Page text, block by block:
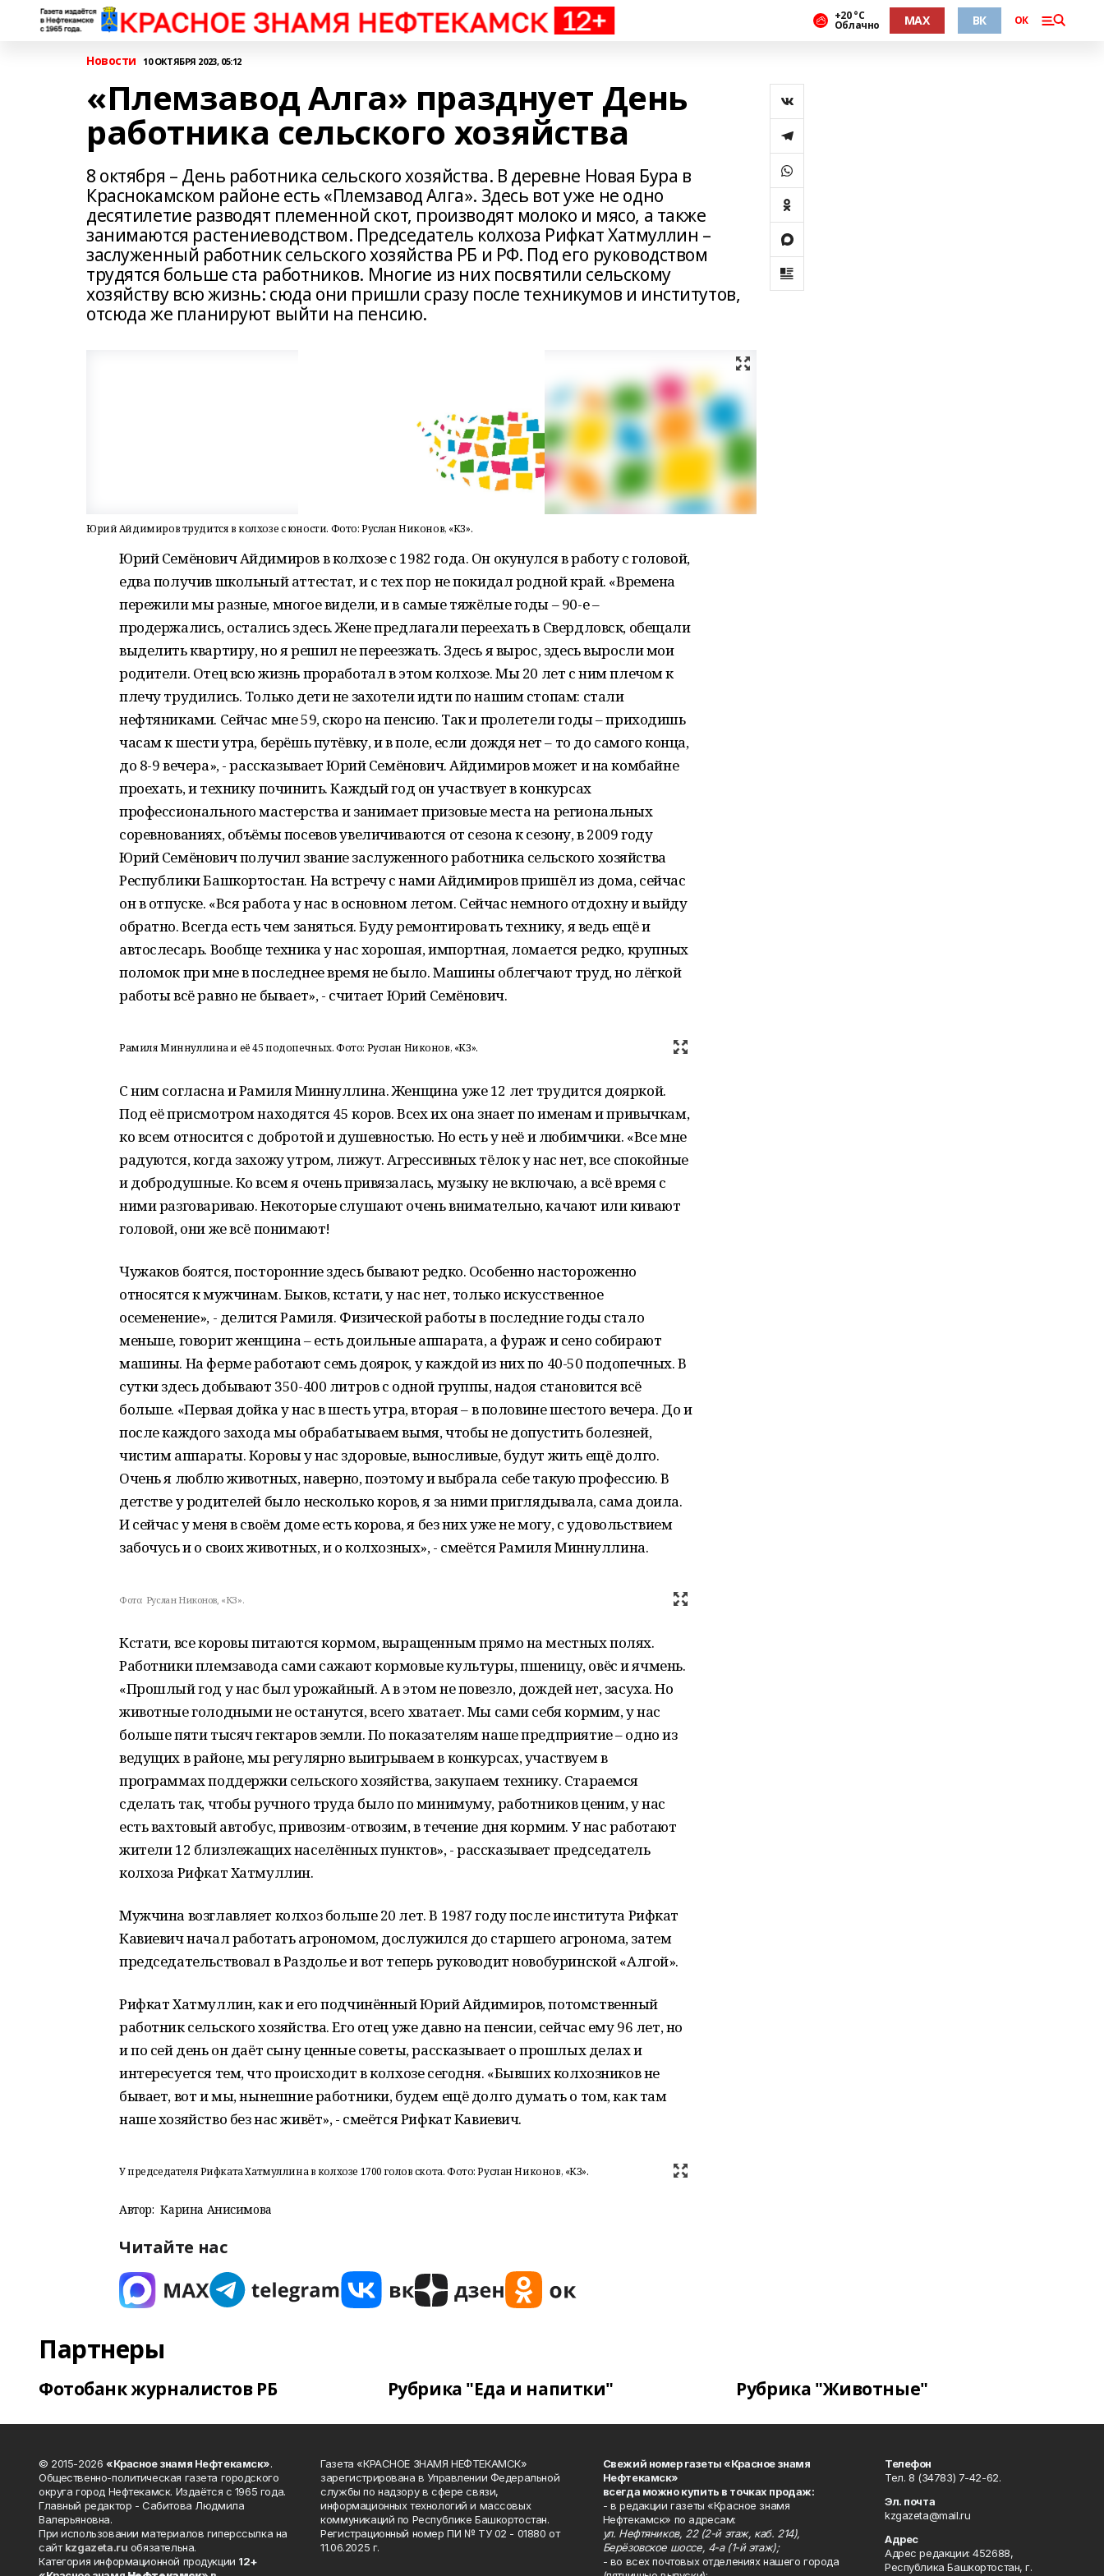
+20 °С
Облачно MAX ВК ОК
Новости 10 ОКТЯБРЯ 2023, 05:12
«Племзавод Алга» празднует День
работника сельского хозяйства
8 октября – День работника сельского хозяйства. В деревне Новая Бура в
Краснокамском районе есть «Племзавод Алга». Здесь вот уже не одно
десятилетие разводят племенной скот, производят молоко и мясо, а также
занимаются растениеводством. Председатель колхоза Рифкат Хатмуллин –
заслуженный работник сельского хозяйства РБ и РФ. Под его руководством
трудятся больше ста работников. Многие из них посвятили сельскому
хозяйству всю жизнь: сюда они пришли сразу после техникумов и институтов,
отсюда же планируют выйти на пенсию.
Юрий Айдимиров трудится в колхозе с юности. Фото: Руслан Никонов, «КЗ».
Юрий Семёнович Айдимиров в колхозе с 1982 года. Он окунулся в работу с головой,
едва получив школьный аттестат, и с тех пор не покидал родной край. «Времена
пережили мы разные, многое видели, и в самые тяжёлые годы – 90-е –
продержались, остались здесь. Жене предлагали переехать в Свердловск, обещали
выделить квартиру, но я решил не переезжать. Здесь я вырос, здесь выросли мои
родители. Отец всю жизнь проработал в этом колхозе. Мы 20 лет с ним плечом к
плечу трудились. Только дети не захотели идти по нашим стопам: стали
нефтяниками. Сейчас мне 59, скоро на пенсию. Так и пролетели годы – приходишь
часам к шести утра, берёшь путёвку, и в поле, если дождя нет – то до самого конца,
до 8-9 вечера», - рассказывает Юрий Семёнович. Айдимиров может и на комбайне
проехать, и технику починить. Каждый год он участвует в конкурсах
профессионального мастерства и занимает призовые места на региональных
соревнованиях, объёмы посевов увеличиваются от сезона к сезону, в 2009 году
Юрий Семёнович получил звание заслуженного работника сельского хозяйства
Республики Башкортостан. На встречу с нами Айдимиров пришёл из дома, сейчас
он в отпуске. «Вся работа у нас в основном летом. Сейчас немного отдохну и выйду
обратно. Всегда есть чем заняться. Буду ремонтировать технику, я ведь ещё и
автослесарь. Вообще техника у нас хорошая, импортная, ломается редко, крупных
поломок при мне в последнее время не было. Машины облегчают труд, но лёгкой
работы всё равно не бывает», - считает Юрий Семёнович.
Рамиля Миннуллина и её 45 подопечных. Фото: Руслан Никонов, «КЗ».
С ним согласна и Рамиля Миннуллина. Женщина уже 12 лет трудится дояркой.
Под её присмотром находятся 45 коров. Всех их она знает по именам и привычкам,
ко всем относится с добротой и душевностью. Но есть у неё и любимчики. «Все мне
радуются, когда захожу утром, лижут. Агрессивных тёлок у нас нет, все спокойные
и добродушные. Ко всем я очень привязалась, музыку не включаю, а всё время с
ними разговариваю. Некоторые слушают очень внимательно, качают или кивают
головой, они же всё понимают!
Чужаков боятся, посторонние здесь бывают редко. Особенно настороженно
относятся к мужчинам. Быков, кстати, у нас нет, только искусственное
осеменение», - делится Рамиля. Физической работы в последние годы стало
меньше, говорит женщина – есть доильные аппарата, а фураж и сено собирают
машины. На ферме работают семь доярок, у каждой из них по 40-50 подопечных. В
сутки здесь добывают 350-400 литров с одной группы, надоя становится всё
больше. «Первая дойка у нас в шесть утра, вторая – в половине шестого вечера. До и
после каждого захода мы обрабатываем вымя, чтобы не допустить болезней,
чистим аппараты. Коровы у нас здоровые, выносливые, будут жить ещё долго.
Очень я люблю животных, наверно, поэтому и выбрала себе такую профессию. В
детстве у родителей было несколько коров, я за ними приглядывала, сама доила.
И сейчас у меня в своём доме есть корова, я без них уже не могу, с удовольствием
забочусь и о своих животных, и о колхозных», - смеётся Рамиля Миннуллина.
Фото: Руслан Никонов, «КЗ».
Кстати, все коровы питаются кормом, выращенным прямо на местных полях.
Работники племзавода сами сажают кормовые культуры, пшеницу, овёс и ячмень.
«Прошлый год у нас был урожайный. А в этом не повезло, дождей нет, засуха. Но
животные голодными не останутся, всего хватает. Мы сами себя кормим, у нас
больше пяти тысяч гектаров земли. По показателям наше предприятие – одно из
ведущих в районе, мы регулярно выигрываем в конкурсах, участвуем в
программах поддержки сельского хозяйства, закупаем технику. Стараемся
сделать так, чтобы ручного труда было по минимуму, работников ценим, у нас
есть вахтовый автобус, привозим-отвозим, в течение дня кормим. У нас работают
жители 12 близлежащих населённых пунктов», - рассказывает председатель
колхоза Рифкат Хатмуллин.
Мужчина возглавляет колхоз больше 20 лет. В 1987 году после института Рифкат
Кавиевич начал работать агрономом, дослужился до старшего агронома, затем
председательствовал в Раздолье и вот теперь руководит новобуринской «Алгой».
Рифкат Хатмуллин, как и его подчинённый Юрий Айдимиров, потомственный
работник сельского хозяйства. Его отец уже давно на пенсии, сейчас ему 96 лет, но
и по сей день он даёт сыну ценные советы, рассказывает о прошлых делах и
интересуется тем, что происходит в колхозе сегодня. «Бывших колхозников не
бывает, вот и мы, нынешние работники, будем ещё долго думать о том, как там
наше хозяйство без нас живёт», - смеётся Рифкат Кавиевич.
У председателя Рифката Хатмуллина в колхозе 1700 голов скота. Фото: Руслан Никонов, «КЗ».
Автор: Карина Анисимова
Читайте нас
Партнеры
Фотобанк журналистов РБ Рубрика "Еда и напитки" Рубрика "Животные"
© 2015-2026 «Красное знамя Нефтекамск».
Общественно-политическая газета городского
округа город Нефтекамск. Издаётся с 1965 года.
Главный редактор - Сабитова Людмила
Валерьяновна.
При использовании материалов гиперссылка на
сайтkzgazeta.ru обязательна.
Категория информационной продукции 12+
Газета «КРАСНОЕ ЗНАМЯ НЕФТЕКАМСК»
зарегистрирована в Управлении Федеральной
службы по надзору в сфере связи,
информационных технологий и массовых
коммуникаций по Республике Башкортостан.
Регистрационный номер ПИ № ТУ 02 - 01880 от
11.06.2025 г.
Свежий номер газеты «Красное знамя
Нефтекамск»
всегда можно купить в точках продаж:
- в редакции газеты «Красное знамя
Нефтекамск» по адресам:
ул. Нефтяников, 22 (2-й этаж, каб. 214),
Берёзовское шоссе, 4-а (1-й этаж);
- во всех почтовых отделениях нашего города
Телефон
Тел. 8 (34783) 7-42-62.
Эл. почта
kzgazeta@mail.ru
Адрес
Адрес редакции: 452688,
Республика Башкортостан, г.